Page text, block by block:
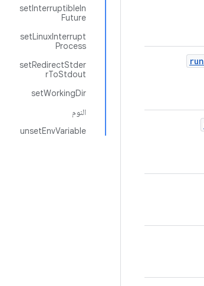
setInterruptibleIn
Future
setLinuxInterrupt
Process
setRedirectStder
rToStdout
setWorkingDir
النوم
unsetEnvVariable
run